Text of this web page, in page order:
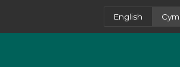
English